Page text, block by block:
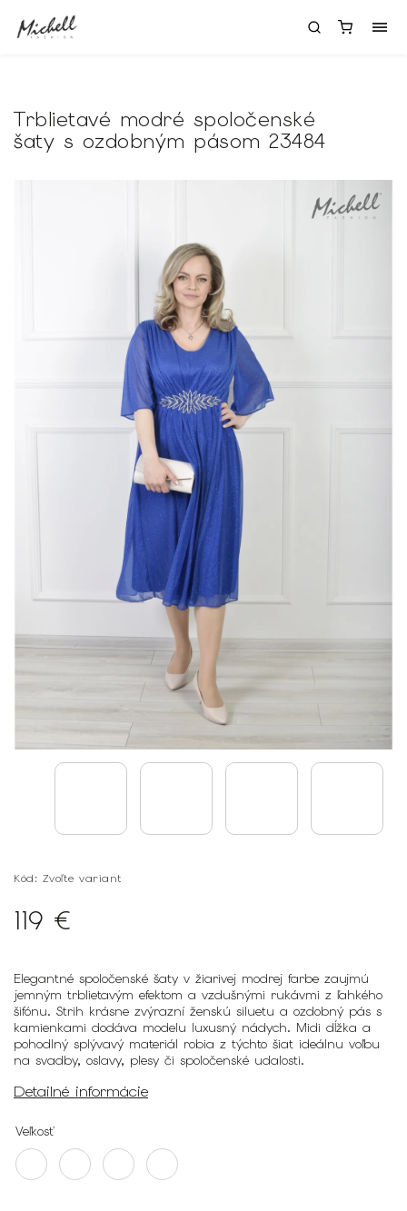
Trblietavé modré spoločenské
šaty s ozdobným pásom 23484
Kód: Zvoľte variant
119 €
Elegantné spoločenské šaty v žiarivej modrej farbe zaujmú
jemným trblietavým efektom a vzdušnými rukávmi z ľahkého
šifónu. Strih krásne zvýrazní ženskú siluetu a ozdobný pás s
kamienkami dodáva modelu luxusný nádych. Midi dĺžka a
pohodlný splývavý materiál robia z týchto šiat ideálnu voľbu
na svadby, oslavy, plesy či spoločenské udalosti.
Detailné informácie
Veľkosť